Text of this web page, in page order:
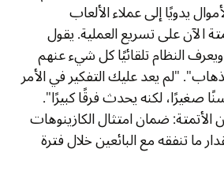
يدويًا إلى عملاء الألعاب
الآن على تسريع العملية. يقول
النظام تلقائيًا كل شيء عنهم
"لم يعد عليك التفكير في الأمر
صغيرًا، لكنه يحدث فرقًا كبيرًا".
ضمان امتثال الكازينوهات
ما تنفقه مع البائعين خلال فترة